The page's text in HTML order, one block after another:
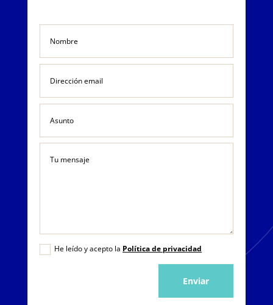
He leído y acepto la Política de privacidad
Enviar